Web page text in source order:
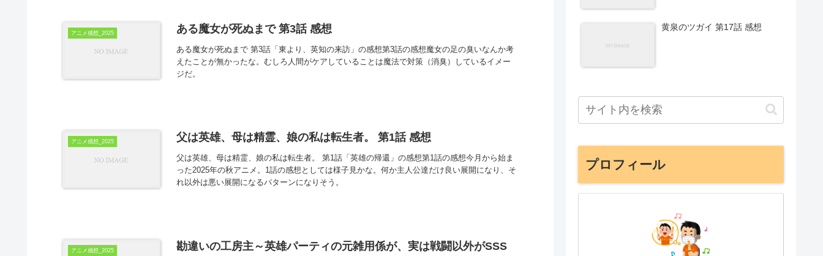
アニメ感想_2025 ある魔女が死ぬまで 第3話 感想
ある魔女が死ぬまで 第3話「東より、英知の来訪」の感想第3話の感想魔女の足の臭いなんか考
えたことが無かったな。むしろ人間がケアしていることは魔法で対策（消臭）しているイメー
ジだ。
アニメ感想_2025 父は英雄、母は精霊、娘の私は転生者。 第1話 感想
父は英雄、母は精霊、娘の私は転生者。 第1話「英雄の帰還」の感想第1話の感想今月から始ま
った2025年の秋アニメ。1話の感想としては様子見かな。何か主人公達だけ良い展開になり、そ
れ以外は悪い展開になるパターンになりそう。
アニメ感想_2025
勘違いの工房主～英雄パーティの元雑用係が、実は戦闘以外がSSS
黄泉のツガイ 第17話 感想
プロフィール